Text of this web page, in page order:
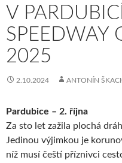
V
SPEEDWAY
2025
2.10.2024 ANTONÍN
Pardubice – 2. října
Za sto let zažila plochá
Jedinou výjimkou je
níž musí čeští příznivci